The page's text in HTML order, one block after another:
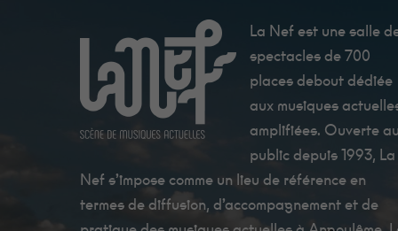
La Nef est une salle
spectacles de 700
places debout dédiée
aux musiques
amplifiées. Ouverte au
public depuis 1993, La
Nef s’impose comme un lieu de référence en
termes de diffusion, d’accompagnement et de